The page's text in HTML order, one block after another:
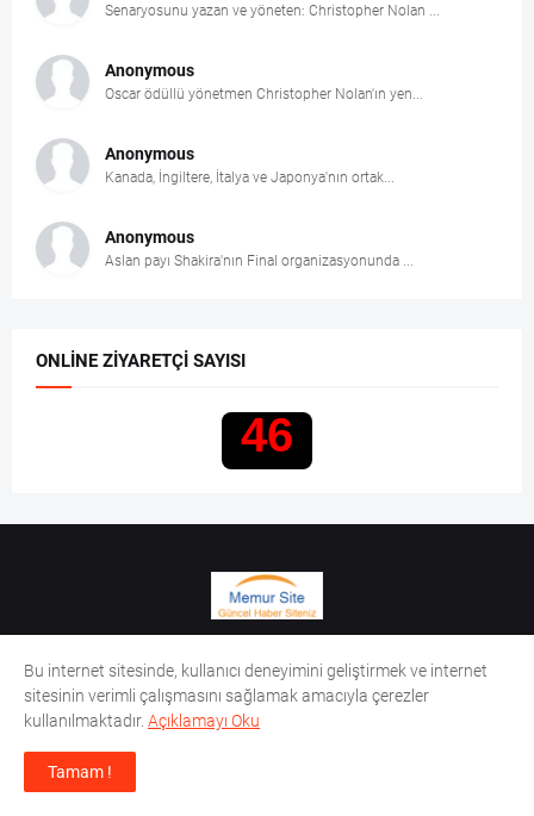
Senaryosunu yazan ve yöneten: Christopher Nolan ...
Anonymous
Oscar ödüllü yönetmen Christopher Nolan'ın yen...
Anonymous
Kanada, İngiltere, İtalya ve Japonya'nın ortak...
Anonymous
Aslan payı Shakira'nın Final organizasyonunda ...
ONLINE ZIYARETÇI SAYISI
46
Sitemizde yer alan bilgi, yorum ve tavsiyeleri yatırım danışmanlığı
kapsamında değildir. Sitemizdeki bilgiler hastalıkların tanı ve
tedavisinde kullanılmamalıdır. Sitemizdeki bilgileri uygulamadan
önce mutlaka doktorunuza danışınız.
Bu internet sitesinde, kullanıcı deneyimini geliştirmek ve internet
sitesinin verimli çalışmasını sağlamak amacıyla çerezler
kullanılmaktadır. Açıklamayı Oku
Tamam !